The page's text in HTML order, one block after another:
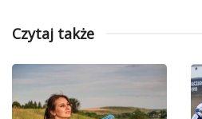
Czytaj także